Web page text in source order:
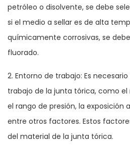
petróleo o disolvente, se debe
si el medio a sellar es de alta
químicamente corrosivas, se
fluorado.
2. Entorno de trabajo: Es
trabajo de la junta tórica, como
el rango de presión, la exposición
entre otros factores. Estos
del material de la junta tórica.